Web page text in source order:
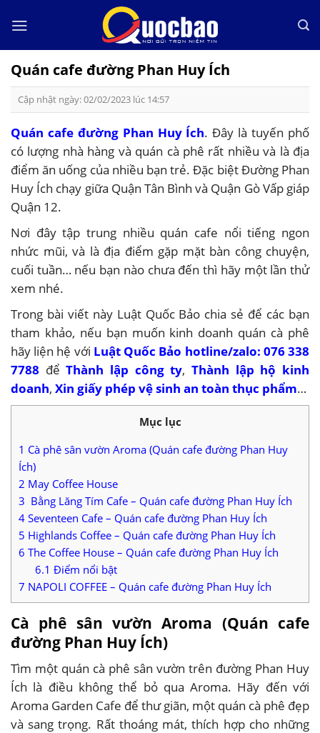
Quán cafe đường Phan Huy Ích
Cập nhật ngày: 02/02/2023 lúc 14:57
Quán cafe đường Phan Huy Ích. Đây là tuyến phố
có lượng nhà hàng và quán cà phê rất nhiều và là địa
điểm ăn uống của nhiều bạn trẻ. Đặc biệt Đường Phan
Huy Ích chạy giữa Quận Tân Bình và Quận Gò Vấp giáp
Quận 12.
Nơi đây tập trung nhiều quán cafe nổi tiếng ngon
nhức mũi, và là địa điểm gặp mặt bàn công chuyện,
cuối tuần… nếu bạn nào chưa đến thì hãy một lần thử
xem nhé.
Trong bài viết này Luật Quốc Bảo chia sẻ để các bạn
tham khảo, nếu bạn muốn kinh doanh quán cà phê
hãy liện hệ với Luật Quốc Bảo hotline/zalo: 076 338
7788 đểThành lập công ty,Thành lập hộ kinh
doanh, Xin giấy phép vệ sinh an toàn thục phẩm…
Mục lục
1 Cà phê sân vườn Aroma (Quán cafe đường Phan Huy
Ích)
2 May Coffee House
3 Bằng Lăng Tím Cafe – Quán cafe đường Phan Huy Ích
4 Seventeen Cafe – Quán cafe đường Phan Huy Ích
5 Highlands Coffee – Quán cafe đường Phan Huy Ích
6 The Coffee House – Quán cafe đường Phan Huy Ích
6.1 Điểm nổi bật
7 NAPOLI COFFEE – Quán cafe đường Phan Huy Ích
Cà phê sân vườn Aroma (Quán cafe
đường Phan Huy Ích)
Tìm một quán cà phê sân vườn trên đường Phan Huy
Ích là điều không thể bỏ qua Aroma. Hãy đến với
Aroma Garden Cafe để thư giãn, một quán cà phê đẹp
và sang trọng. Rất thoáng mát, thích hợp cho những